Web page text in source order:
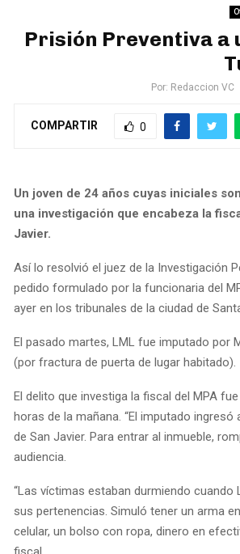
Prisión Preventiva a
Por: Redaccion VC
COMPARTIR 0
Un joven de 24 años cuyas iniciales
una investigación que encabeza la
Javier.
Así lo resolvió el juez de la Investigación
pedido formulado por la funcionaria del
ayer en los tribunales de la ciudad de
El pasado martes, LML fue imputado por
(por fractura de puerta de lugar habitado).
El delito que investiga la fiscal del MPA
horas de la mañana. “El imputado
de San Javier. Para entrar al inmueble,
audiencia.
“Las víctimas estaban durmiendo
sus pertenencias. Simuló tener un arma
celular, un bolso con ropa, dinero en